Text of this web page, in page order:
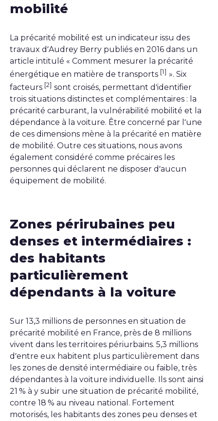
mobilité
La précarité mobilité est un indicateur issu des
travaux d’Audrey Berry publiés en 2016 dans un
article intitulé « Comment mesurer la précarité
énergétique en matière de transports [1] ». Six
facteurs [2] sont croisés, permettant d’identifier
trois situations distinctes et complémentaires : la
précarité carburant, la vulnérabilité mobilité et la
dépendance à la voiture. Être concerné par l’une
de ces dimensions mène à la précarité en matière
de mobilité. Outre ces situations, nous avons
également considéré comme précaires les
personnes qui déclarent ne disposer d’aucun
équipement de mobilité.
Zones périrubaines peu
denses et intermédiaires :
des habitants
particulièrement
dépendants à la voiture
Sur 13,3 millions de personnes en situation de
précarité mobilité en France, près de 8 millions
vivent dans les territoires périurbains. 5,3 millions
d’entre eux habitent plus particulièrement dans
les zones de densité intermédiaire ou faible, très
dépendantes à la voiture individuelle. Ils sont ainsi
21 % à y subir une situation de précarité mobilité,
contre 18 % au niveau national. Fortement
motorisés, les habitants des zones peu denses et